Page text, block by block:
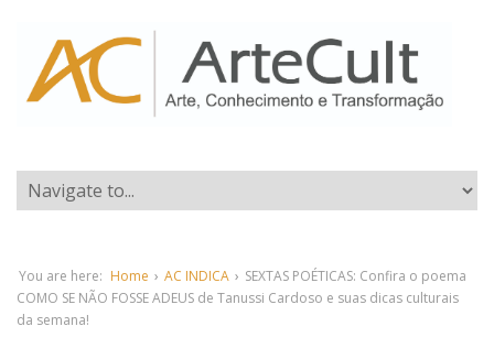
You are here: Home › AC INDICA › SEXTAS POÉTICAS: Confira o poema
COMO SE NÃO FOSSE ADEUS de Tanussi Cardoso e suas dicas culturais
da semana!